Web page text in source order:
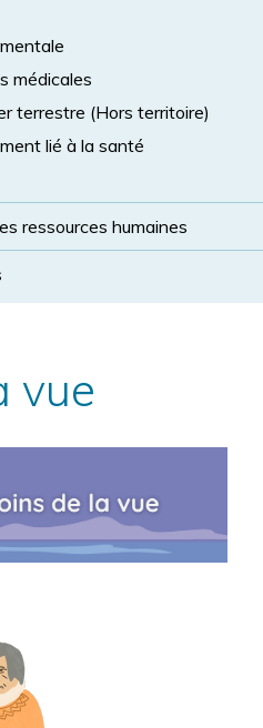
médicales
terrestre (Hors territoire)
lié à la santé
ressources humaines
vue